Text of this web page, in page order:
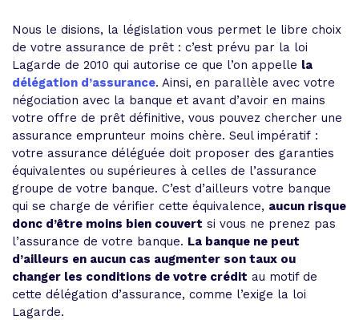
Nous le disions, la législation vous permet le libre choix
de votre assurance de prêt : c’est prévu par la loi
Lagarde de 2010 qui autorise ce que l’on appelle la
délégation d’assurance. Ainsi, en parallèle avec votre
négociation avec la banque et avant d’avoir en mains
votre offre de prêt définitive, vous pouvez chercher une
assurance emprunteur moins chère. Seul impératif :
votre assurance déléguée doit proposer des garanties
équivalentes ou supérieures à celles de l’assurance
groupe de votre banque. C’est d’ailleurs votre banque
qui se charge de vérifier cette équivalence, aucun risque
donc d’être moins bien couvert si vous ne prenez pas
l’assurance de votre banque. La banque ne peut
d’ailleurs en aucun cas augmenter son taux ou
changer les conditions de votre crédit au motif de
cette délégation d’assurance, comme l’exige la loi
Lagarde.